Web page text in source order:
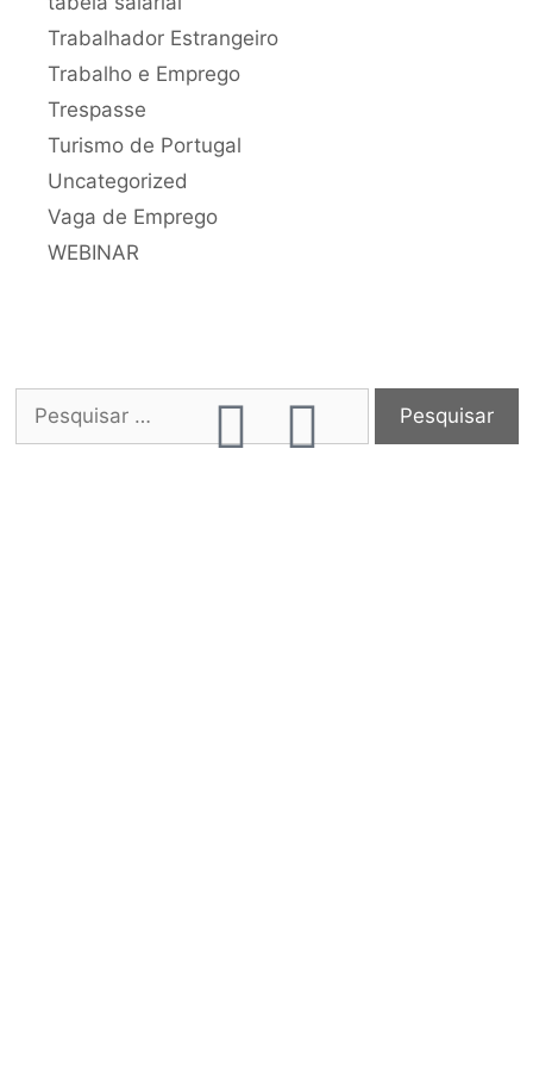
Trabalhador Estrangeiro
Trabalho e Emprego
Trespasse
Turismo de Portugal
Uncategorized
Vaga de Emprego
WEBINAR